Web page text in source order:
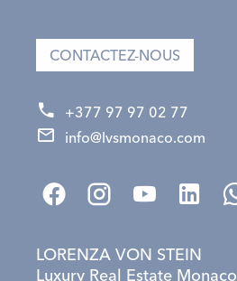
CONTACTEZ-NOUS
+377 97 97 02 77
info@lvsmonaco.com
LORENZA VON STEIN
Luxury Real Estate Monaco